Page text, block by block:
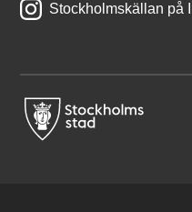
Stockholmskällan på